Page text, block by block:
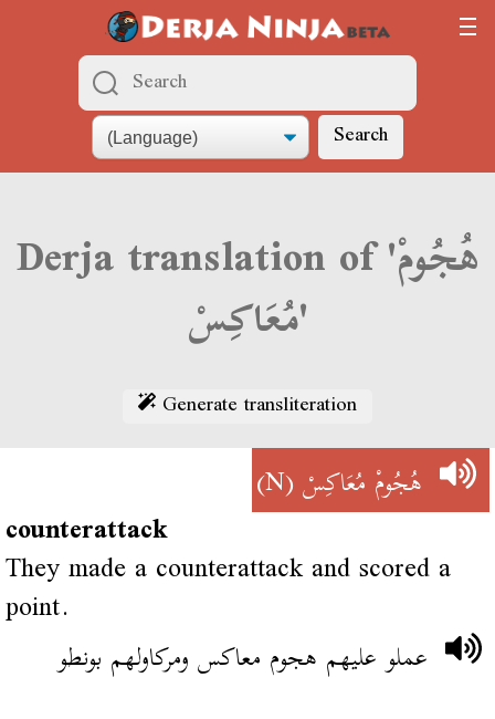
Search
Derja translation of 'هُجُومْ
مُعَاكِسْ'
Generate transliteration
هُجُومْ مُعَاكِسْ(N)
counterattack
They made a counterattack and scored a
point.
عملو عليهم هجوم معاكس ومركاولهم بونطو